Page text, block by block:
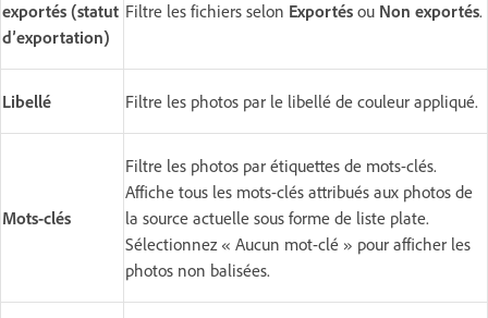
exportés (statut
d’exportation)
Filtre les fichiers selon Exportés ou Non exportés.
Libellé Filtre les photos par le libellé de couleur appliqué.
Mots-clés
Filtre les photos par étiquettes de mots-clés.
Affiche tous les mots-clés attribués aux photos de
la source actuelle sous forme de liste plate.
Sélectionnez « Aucun mot-clé » pour afficher les
photos non balisées.